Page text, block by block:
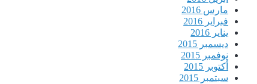
مارس 2016
فبراير 2016
يناير 2016
ديسمبر 2015
نوفمبر 2015
أكتوبر 2015
سبتمبر 2015